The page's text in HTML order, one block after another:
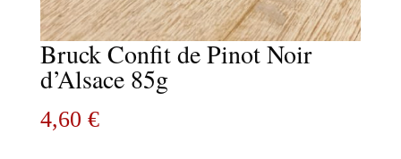
Bruck Confit de Pinot Noir
d’Alsace 85g
4,60 €